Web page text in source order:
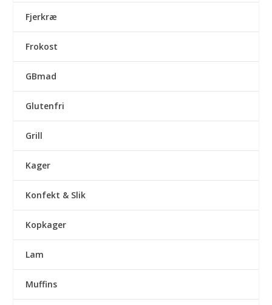
Fjerkræ
Frokost
GBmad
Glutenfri
Grill
Kager
Konfekt & Slik
Kopkager
Lam
Muffins